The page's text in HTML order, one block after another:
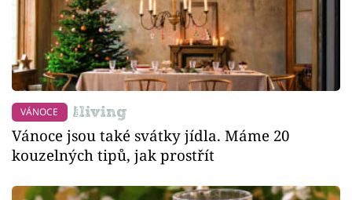
VÁNOCE
Vánoce jsou také svátky jídla. Máme 20
kouzelných tipů, jak prostřít